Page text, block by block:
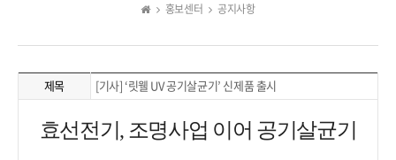
홍보센터 공지사항
제목 [기사] ‘릿웰 UV 공기살균기’ 신제품 출시
효선전기, 조명사업 이어 공기살균기